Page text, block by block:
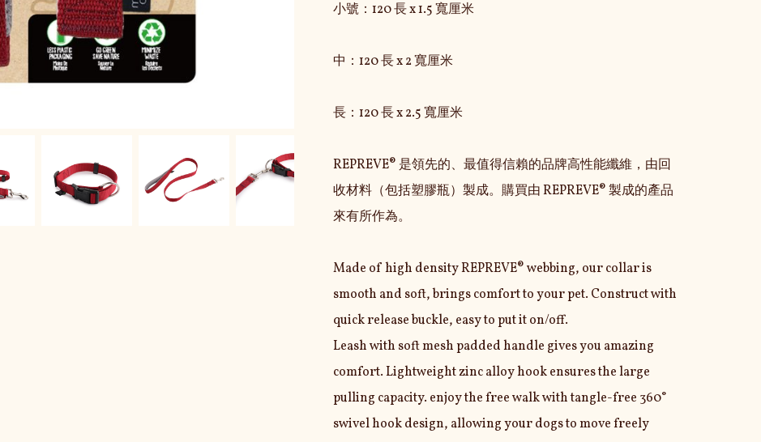
小號：120 長 x 1.5 寬厘米
中：120 長 x 2 寬厘米
長：120 長 x 2.5 寬厘米
REPREVE® 是領先的、最值得信賴的品牌高性能纖維，由回
收材料（包括塑膠瓶）製成。購買由 REPREVE® 製成的產品
來有所作為。
Made of high density REPREVE® webbing, our collar is
smooth and soft, brings comfort to your pet. Construct with
quick release buckle, easy to put it on/off.
Leash with soft mesh padded handle gives you amazing
comfort. Lightweight zinc alloy hook ensures the large
pulling capacity. enjoy the free walk with tangle-free 360°
swivel hook design, allowing your dogs to move freely